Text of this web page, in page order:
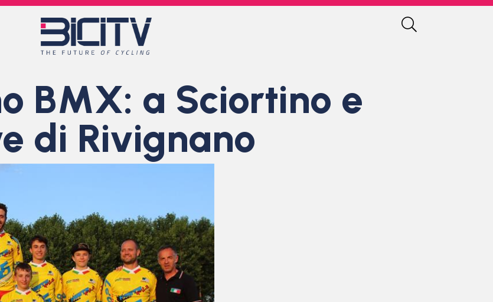
BMX: a Sciortino e
di Rivignano